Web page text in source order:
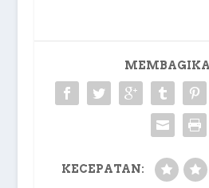
KECEPATAN: